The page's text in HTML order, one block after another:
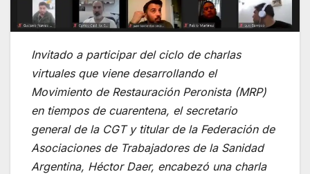
Invitado a participar del ciclo de charlas
virtuales que viene desarrollando el
Movimiento de Restauración Peronista (MRP)
en tiempos de cuarentena, el secretario
general de la CGT y titular de la Federación de
Asociaciones de Trabajadores de la Sanidad
Argentina, Héctor Daer, encabezó una charla